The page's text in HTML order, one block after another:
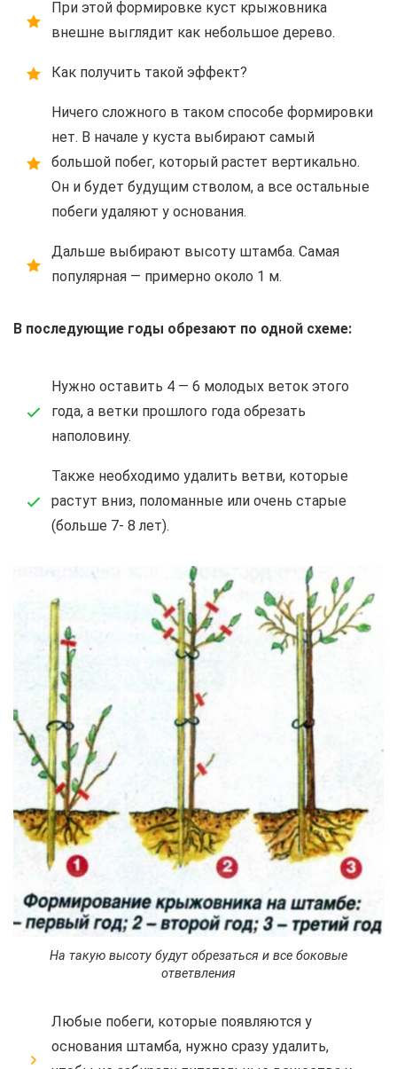
При этой формировке куст крыжовника
внешне выглядит как небольшое дерево.
Как получить такой эффект?
Ничего сложного в таком способе формировки
нет. В начале у куста выбирают самый
большой побег, который растет вертикально.
Он и будет будущим стволом, а все остальные
побеги удаляют у основания.
Дальше выбирают высоту штамба. Самая
популярная — примерно около 1 м.
В последующие годы обрезают по одной схеме:
Нужно оставить 4 — 6 молодых веток этого
года, а ветки прошлого года обрезать
наполовину.
Также необходимо удалить ветви, которые
растут вниз, поломанные или очень старые
(больше 7- 8 лет).
На такую высоту будут обрезаться и все боковые
ответвления
Любые побеги, которые появляются у
основания штамба, нужно сразу удалить,